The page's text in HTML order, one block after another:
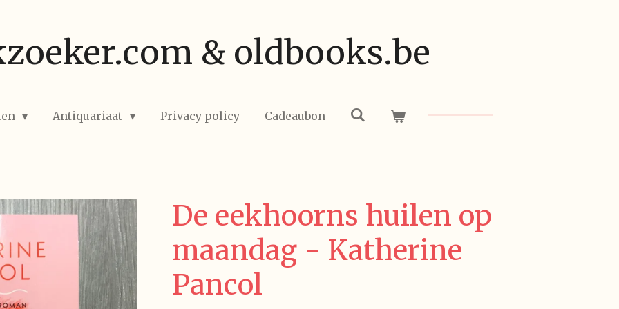
& oldbooks.be
Antiquariaat Privacy policy Cadeaubon
De eekhoorns huilen op
maandag - Katherine
Pancol